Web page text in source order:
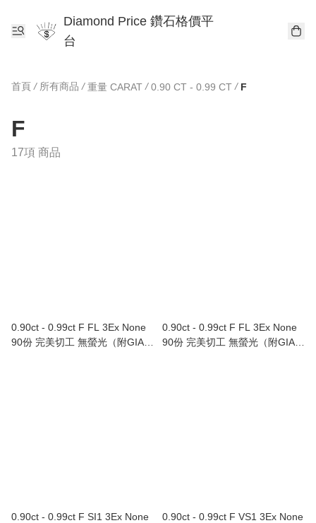
Diamond Price 鑽石格價平
台
首頁 / 所有商品 / 重量 CARAT / 0.90 CT - 0.99 CT / F
F
17項 商品
0.90ct - 0.99ct F FL 3Ex None
90份 完美切工 無螢光（附GIA證
0.90ct - 0.99ct F FL 3Ex None
90份 完美切工 無螢光（附GIA證
0.90ct - 0.99ct F SI1 3Ex None
0.90ct - 0.99ct F VS1 3Ex None